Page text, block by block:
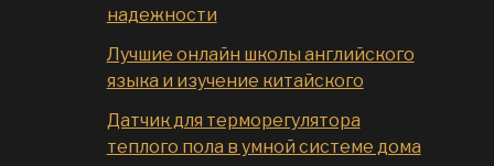
надежности
Лучшие онлайн школы английского
языка и изучение китайского
Датчик для терморегулятора
теплого пола в умной системе дома